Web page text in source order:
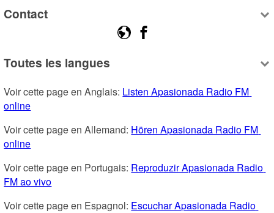
Contact
Toutes les langues
Voir cette page en Anglais: Listen Apasionada Radio FM
online
Voir cette page en Allemand: Hören Apasionada Radio FM
online
Voir cette page en Portugais: Reproduzir Apasionada Radio
FM ao vivo
Voir cette page en Espagnol: Escuchar Apasionada Radio